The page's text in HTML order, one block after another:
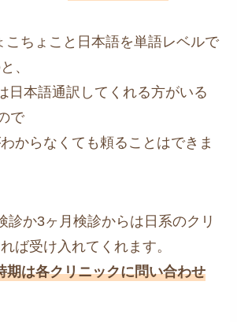
こちょこと日本語を単語レベルで
、
日本語通訳してくれる方がいる
で
からなくても頼ることはできま
診か3ヶ月検診からは日系のクリ
ば受け入れてくれます。
期は各クリニックに問い合わせ